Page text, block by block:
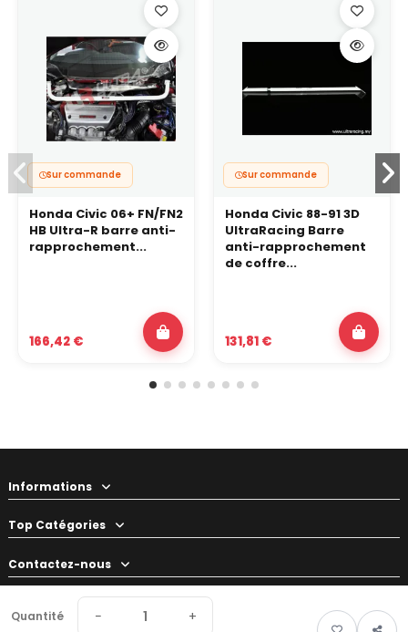
Quantité − +
Sur commande
Honda Civic 06+ FN/FN2
HB Ultra-R barre anti-
rapprochement...
166,42 €
Sur commande
Honda Civic 88-91 3D
UltraRacing Barre
anti-rapprochement
de coffre...
131,81 €
Informations
Top Catégories
Contactez-nous
Votre préparateur